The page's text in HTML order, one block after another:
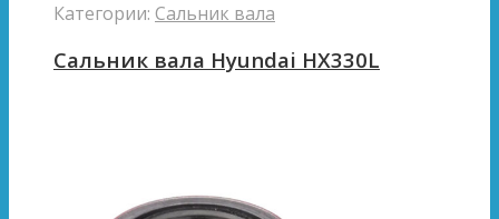
Категории: Сальник вала
Сальник вала Hyundai HX330L